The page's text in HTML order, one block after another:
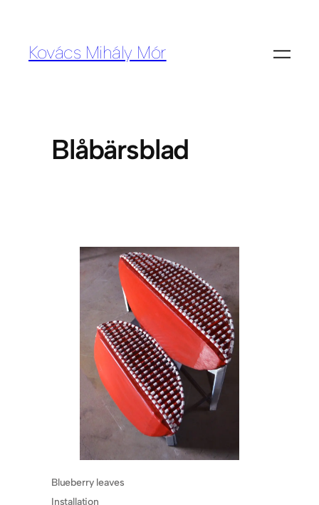
Kovács Mihály Mór
Blåbärsblad
Blueberry leaves
Installation